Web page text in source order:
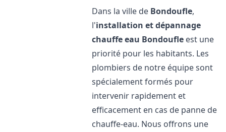
Dans la ville de Bondoufle,
l'installation et dépannage
chauffe eau Bondoufle est une
priorité pour les habitants. Les
plombiers de notre équipe sont
spécialement formés pour
intervenir rapidement et
efficacement en cas de panne de
chauffe-eau. Nous offrons une